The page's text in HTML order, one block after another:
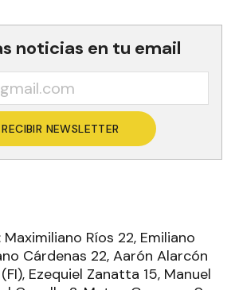
noticias en tu email
RECIBIR NEWSLETTER
Ríos 22, Emiliano
Cárdenas 22, Aarón Alarcón
(FI), Ezequiel Zanatta 15, Manuel